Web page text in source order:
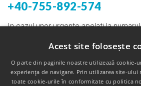
+40-755-892-574
In cazul unor urgente apelati la
bogdantunas@yahoo.com
Acest site folosește
O parte din paginile noastre utilizează cookie-
experienţa de navigare. Prin utilizarea site-ului
toate cookie-urile în conformitate cu politica